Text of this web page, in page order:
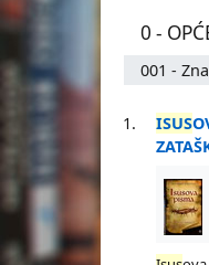
0 -
001 -
1. ISUS